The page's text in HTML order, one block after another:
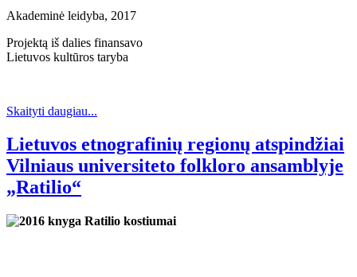
Akademinė leidyba, 2017
Projektą iš dalies finansavo
Lietuvos kultūros taryba
Skaityti daugiau...
Lietuvos etnografinių regionų atspindžiai
Vilniaus universiteto folkloro ansamblyje
„Ratilio“